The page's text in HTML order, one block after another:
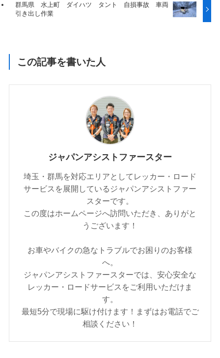
群馬県 水上町 ダイハツ タント 自損事故 車両
引き出し作業
この記事を書いた人
ジャパンアシストファースター
埼玉・群馬を対応エリアとしてレッカー・ロード
サービスを展開しているジャパンアシストファー
スターです。
この度はホームページへ訪問いただき、ありがと
うございます！
お車やバイクの急なトラブルでお困りのお客様
へ。
ジャパンアシストファースターでは、安心安全な
レッカー・ロードサービスをご利用いただけま
す。
最短5分で現場に駆け付けます！まずはお電話でご
相談ください！